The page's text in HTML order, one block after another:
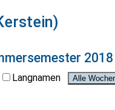
2018
Langnamen